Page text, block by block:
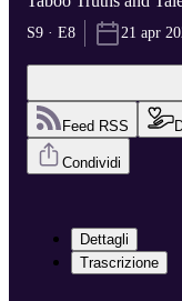
S9 · E8 21 apr
Feed RSS
Condividi
Dettagli
Trascrizione